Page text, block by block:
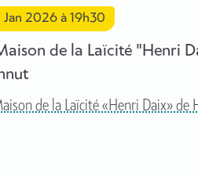
Jan 2026 à 19h30
de la Laïcité "Henri
de la Laïcité «Henri Daix» de